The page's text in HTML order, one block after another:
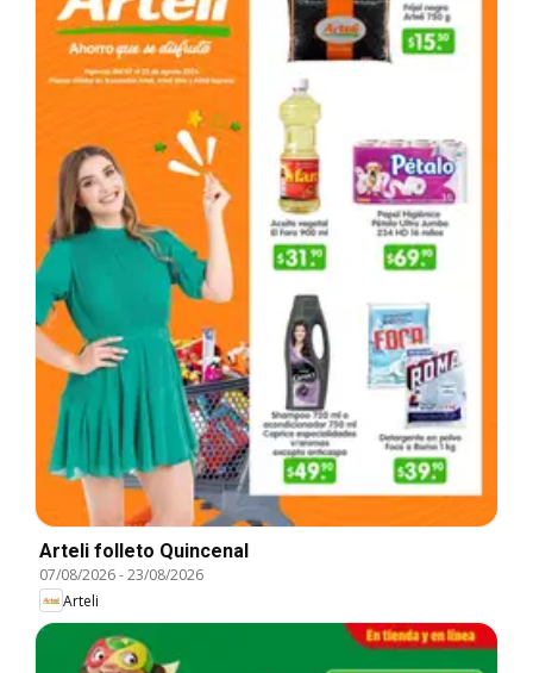
Arteli folleto Quincenal
07/08/2026-23/08/2026
Arteli